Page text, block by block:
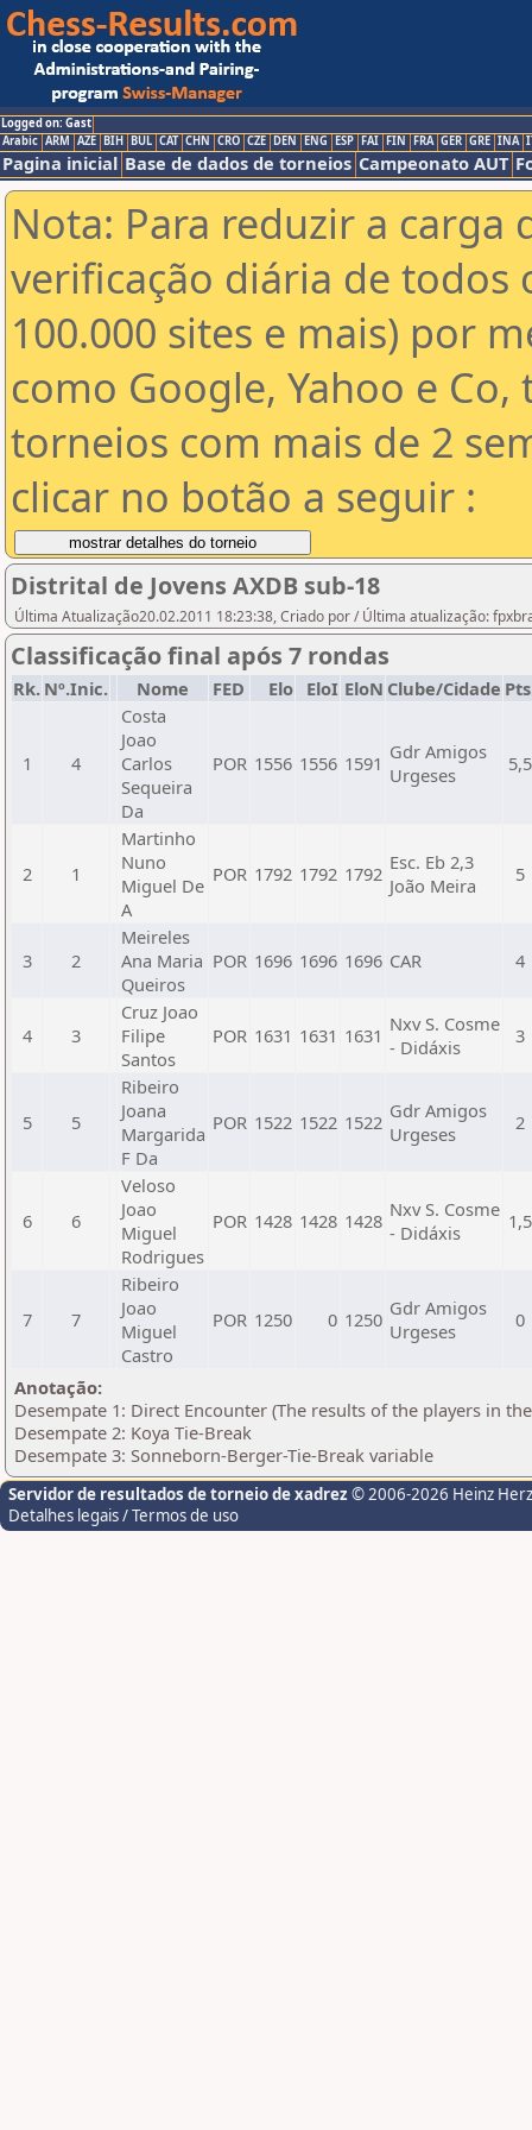
Logged on: Gast
Arabic ARM AZE BIH BUL CAT CHN CRO CZE DEN ENG ESP FAI FIN FRA GER GRE INA
Pagina inicial Base de dados de torneios Campeonato AUT
Nota: Para reduzir a carga
verificação diária de todos
100.000 sites e mais) por
como Google, Yahoo e
torneios com mais de 2
clicar no botão a seguir :
Distrital de Jovens AXDB sub-18
Última Atualização20.02.2011 18:23:38, Criado por / Última atualização:
Classificação final após 7 rondas
Rk. Nº.Inic. Nome FED Elo EloI EloN Clube/Cidade
1 4
Costa
Joao
Carlos
Sequeira
Da
POR 1556 1556 1591 Gdr Amigos
Urgeses
5,5
2 1
Martinho
Nuno
Miguel De
A
POR 1792 1792 1792 Esc. Eb 2,3
João Meira
5
3 2
Meireles
Ana Maria
Queiros
POR 1696 1696 1696 CAR 4
4 3
Cruz Joao
Filipe
Santos
POR 1631 1631 1631 Nxv S. Cosme
- Didáxis
3
5 5
Ribeiro
Joana
Margarida
F Da
POR 1522 1522 1522 Gdr Amigos
Urgeses
2
6 6
Veloso
Joao
Miguel
Rodrigues
POR 1428 1428 1428 Nxv S. Cosme
- Didáxis
1,5
7 7
Ribeiro
Joao
Miguel
Castro
POR 1250 0 1250 Gdr Amigos
Urgeses
0
Anotação:
Desempate 1: Direct Encounter (The results of the players in
Desempate 2: Koya Tie-Break
Desempate 3: Sonneborn-Berger-Tie-Break variable
Servidor de resultados de torneio de xadrez © 2006-2026 Heinz
Detalhes legais / Termos de uso